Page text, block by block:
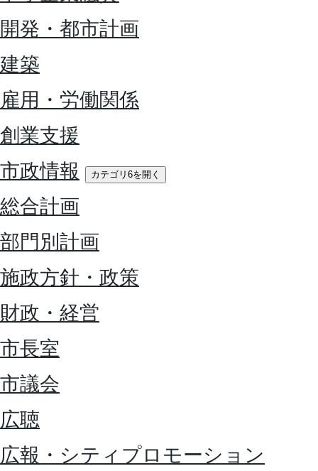
開発・都市計画
建築
雇用・労働関係
創業支援
市政情報
カテゴリ6を開く
総合計画
部門別計画
施政方針・政策
財政・経営
市長室
市議会
広聴
広報・シティプロモーション